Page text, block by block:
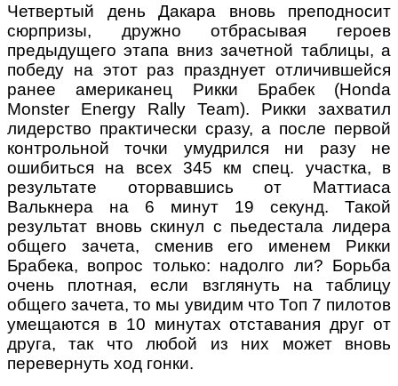
Четвертый день Дакара вновь преподносит
сюрпризы, дружно отбрасывая героев
предыдущего этапа вниз зачетной таблицы, а
победу на этот раз празднует отличившейся
ранее американец Рикки Брабек (Honda
Monster Energy Rally Team). Рикки захватил
лидерство практически сразу, а после первой
контрольной точки умудрился ни разу не
ошибиться на всех 345 км спец. участка, в
результате оторвавшись от Маттиаса
Валькнера на 6 минут 19 секунд. Такой
результат вновь скинул с пьедестала лидера
общего зачета, сменив его именем Рикки
Брабека, вопрос только: надолго ли? Борьба
очень плотная, если взглянуть на таблицу
общего зачета, то мы увидим что Топ 7 пилотов
умещаются в 10 минутах отставания друг от
друга, так что любой из них может вновь
перевернуть ход гонки.